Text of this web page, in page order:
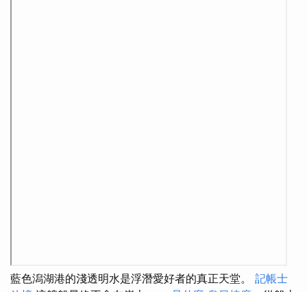
藍色潟湖港的淺透明水是浮潛愛好者的真正天堂。 記帳士